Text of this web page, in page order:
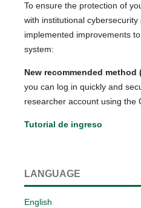
To ensure the protection of
with institutional
implemented improvements
system:
New recommended method
you can log in quickly and
researcher account using the
Tutorial de ingreso
LANGUAGE
English